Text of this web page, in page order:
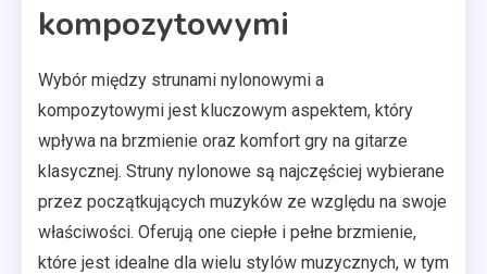
kompozytowymi
Wybór między strunami nylonowymi a
kompozytowymi jest kluczowym aspektem, który
wpływa na brzmienie oraz komfort gry na gitarze
klasycznej. Struny nylonowe są najczęściej wybierane
przez początkujących muzyków ze względu na swoje
właściwości. Oferują one ciepłe i pełne brzmienie,
które jest idealne dla wielu stylów muzycznych, w tym